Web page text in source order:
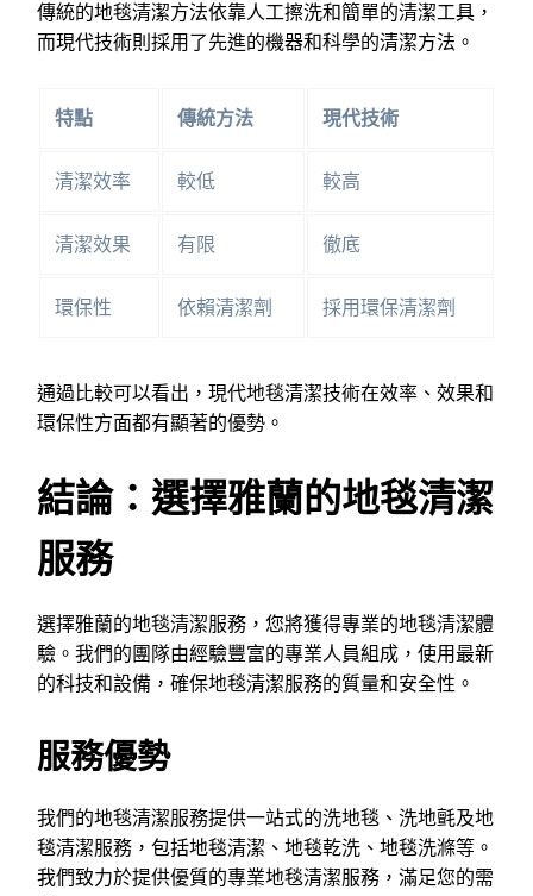
傳統的地毯清潔方法依靠人工擦洗和簡單的清潔工具，
而現代技術則採用了先進的機器和科學的清潔方法。
特點 傳統方法 現代技術
清潔效率 較低 較高
清潔效果 有限 徹底
環保性 依賴清潔劑 採用環保清潔劑
通過比較可以看出，現代地毯清潔技術在效率、效果和
環保性方面都有顯著的優勢。
結論：選擇雅蘭的地毯清潔
服務
選擇雅蘭的地毯清潔服務，您將獲得專業的地毯清潔體
驗。我們的團隊由經驗豐富的專業人員組成，使用最新
的科技和設備，確保地毯清潔服務的質量和安全性。
服務優勢
我們的地毯清潔服務提供一站式的洗地毯、洗地氈及地
毯清潔服務，包括地毯清潔、地毯乾洗、地毯洗滌等。
我們致力於提供優質的專業地毯清潔服務，滿足您的需